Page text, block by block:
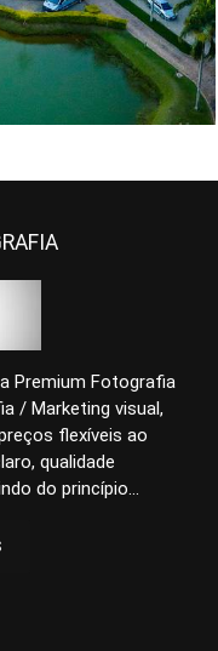
Premium Fotografia
/ Marketing visual,
flexíveis ao
qualidade
do princípio...